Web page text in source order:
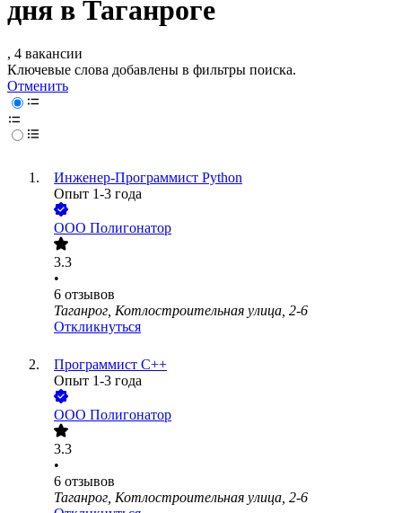
дня в Таганроге
, 4 вакансии
Ключевые слова добавлены в фильтры поиска.
Отменить
Инженер-Программист Python
Опыт 1-3 года
ООО Полигонатор
3.3
•
6 отзывов
Таганрог, Котлостроительная улица, 2-6
Откликнуться
Программист C++
Опыт 1-3 года
ООО Полигонатор
3.3
•
6 отзывов
Таганрог, Котлостроительная улица, 2-6